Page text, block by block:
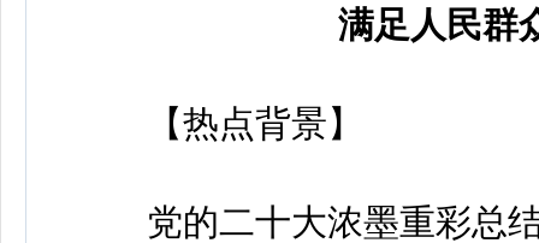
满足人民群
【热点背景】
党的二十大浓墨重彩总结